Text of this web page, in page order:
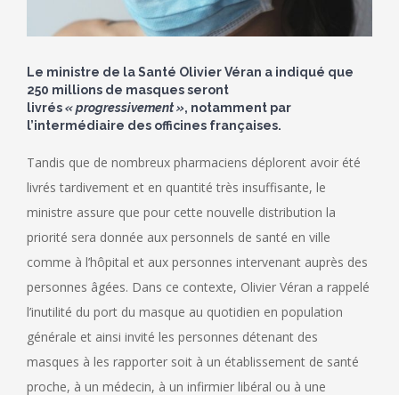
Le ministre de la Santé Olivier Véran a indiqué que
250 millions de masques seront
livrés« progressivement », notamment par
l’intermédiaire des officines françaises.
Tandis que de nombreux pharmaciens déplorent avoir été
livrés tardivement et en quantité très insuffisante, le
ministre assure que pour cette nouvelle distribution la
priorité sera donnée aux personnels de santé en ville
comme à l’hôpital et aux personnes intervenant auprès des
personnes âgées. Dans ce contexte, Olivier Véran a rappelé
l’inutilité du port du masque au quotidien en population
générale et ainsi invité les personnes détenant des
masques à les rapporter soit à un établissement de santé
proche, à un médecin, à un infirmier libéral ou à une